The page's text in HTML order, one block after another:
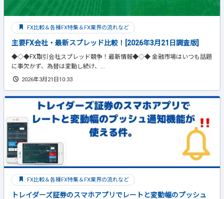
FX比較＆各種FX特集＆FX業界の流れなど
主要FX会社・最新スプレッド比較！[2026年3月21日調査版]
◆◇◆FX取引会社スプレッド競争！最新情報◆◇◆ 金融市場はいつも話題
に事欠かず、為替は変動し続け、...
2026年3月21日10:33
FX比較＆各種FX特集＆FX業界の流れなど
トレイダーズ証券のスマホアプリでレートと変動幅のプッシュ